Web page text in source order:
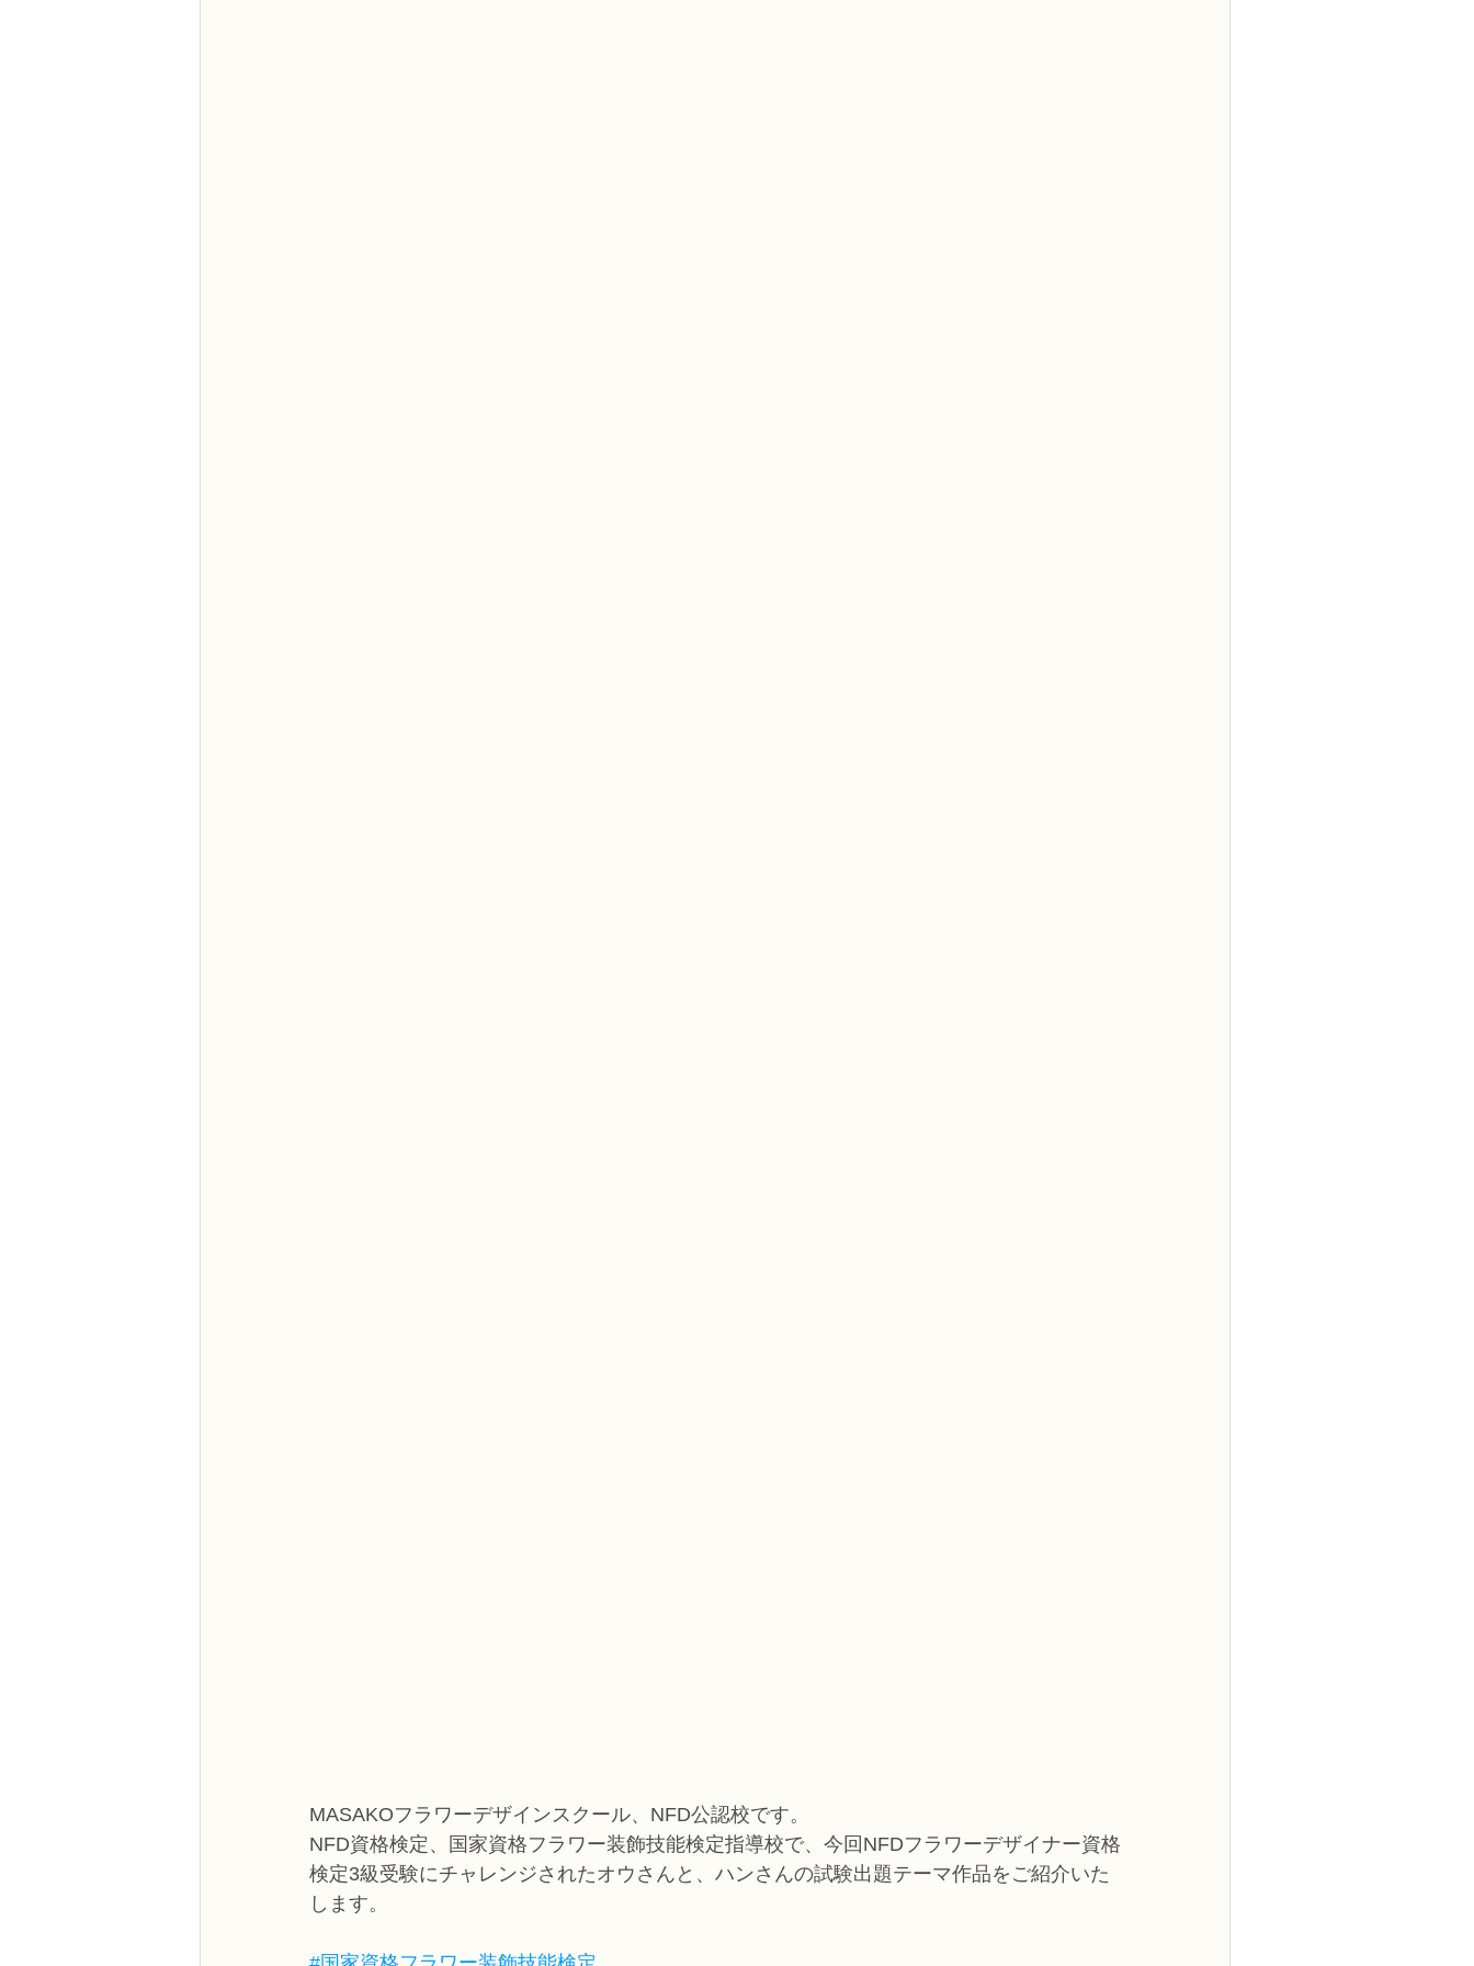
MASAKOフラワーデザインスクール、NFD公認校です。
NFD資格検定、国家資格フラワー装飾技能検定指導校で、今回NFDフラワーデザイナー資格
検定3級受験にチャレンジされたオウさんと、ハンさんの試験出題テーマ作品をご紹介いた
します。